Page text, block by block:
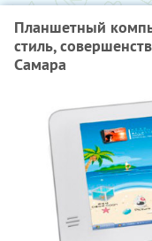
Планшетный
стиль,
Самара